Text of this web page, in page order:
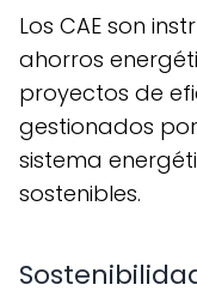
Los CAE son instrumentos que certifican los
ahorros
proyectos de
gestionados
sistema
sostenibles.